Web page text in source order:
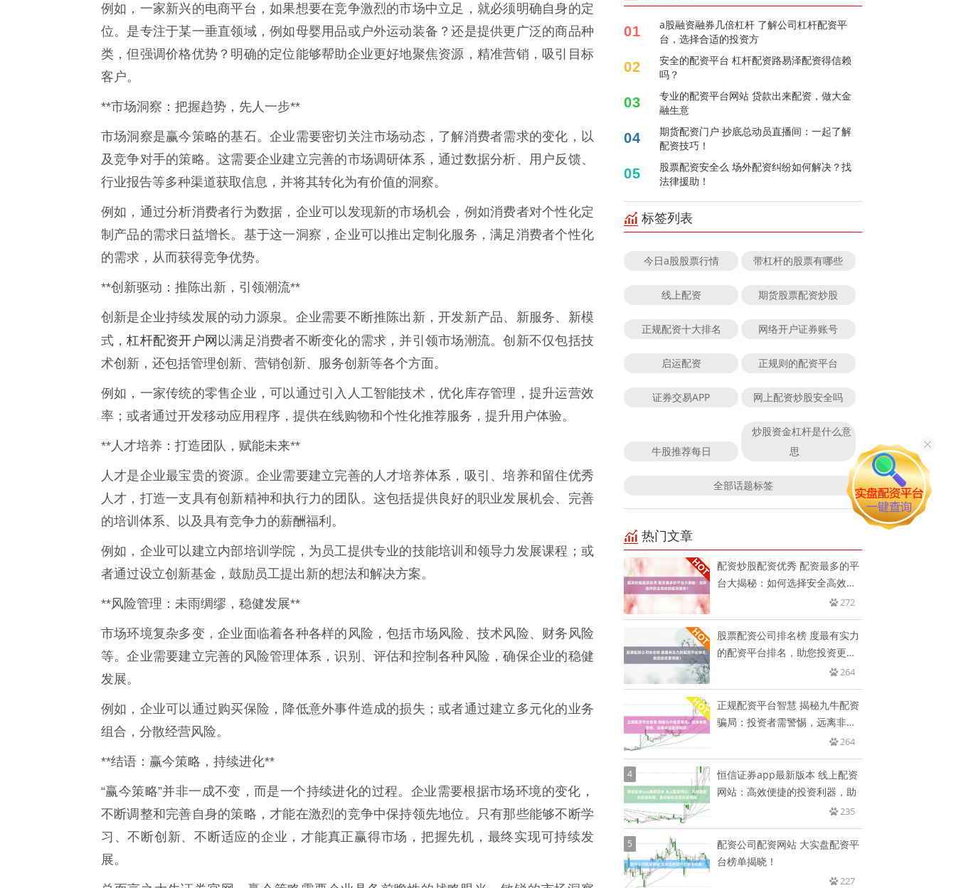
例如，一家新兴的电商平台，如果想要在竞争激烈的市场中立足，就必须明确自身的定
位。是专注于某一垂直领域，例如母婴用品或户外运动装备？还是提供更广泛的商品种
类，但强调价格优势？明确的定位能够帮助企业更好地聚焦资源，精准营销，吸引目标
客户。
**市场洞察：把握趋势，先人一步**
市场洞察是赢今策略的基石。企业需要密切关注市场动态，了解消费者需求的变化，以
及竞争对手的策略。这需要企业建立完善的市场调研体系，通过数据分析、用户反馈、
行业报告等多种渠道获取信息，并将其转化为有价值的洞察。
例如，通过分析消费者行为数据，企业可以发现新的市场机会，例如消费者对个性化定
制产品的需求日益增长。基于这一洞察，企业可以推出定制化服务，满足消费者个性化
的需求，从而获得竞争优势。
**创新驱动：推陈出新，引领潮流**
创新是企业持续发展的动力源泉。企业需要不断推陈出新，开发新产品、新服务、新模
式，杠杆配资开户网 以满足消费者不断变化的需求，并引领市场潮流。创新不仅包括技
术创新，还包括管理创新、营销创新、服务创新等各个方面。
例如，一家传统的零售企业，可以通过引入人工智能技术，优化库存管理，提升运营效
率；或者通过开发移动应用程序，提供在线购物和个性化推荐服务，提升用户体验。
**人才培养：打造团队，赋能未来**
人才是企业最宝贵的资源。企业需要建立完善的人才培养体系，吸引、培养和留住优秀
人才，打造一支具有创新精神和执行力的团队。这包括提供良好的职业发展机会、完善
的培训体系、以及具有竞争力的薪酬福利。
例如，企业可以建立内部培训学院，为员工提供专业的技能培训和领导力发展课程；或
者通过设立创新基金，鼓励员工提出新的想法和解决方案。
**风险管理：未雨绸缪，稳健发展**
市场环境复杂多变，企业面临着各种各样的风险，包括市场风险、技术风险、财务风险
等。企业需要建立完善的风险管理体系，识别、评估和控制各种风险，确保企业的稳健
发展。
例如，企业可以通过购买保险，降低意外事件造成的损失；或者通过建立多元化的业务
组合，分散经营风险。
**结语：赢今策略，持续进化**
“赢今策略”并非一成不变，而是一个持续进化的过程。企业需要根据市场环境的变化，
不断调整和完善自身的策略，才能在激烈的竞争中保持领先地位。只有那些能够不断学
习、不断创新、不断适应的企业，才能真正赢得市场，把握先机，最终实现可持续发
展。
01
a股融资融券几倍杠杆 了解公司杠杆配资平
台，选择合适的投资方
02
安全的配资平台 杠杆配资路易泽配资得信赖
吗？
03
专业的配资平台网站 贷款出来配资，做大金
融生意
04
期货配资门户 抄底总动员直播间：一起了解
配资技巧！
05
股票配资安全么 场外配资纠纷如何解决？找
法律援助！
标签列表
今日a股股票行情 带杠杆的股票有哪些
线上配资 期货股票配资炒股
正规配资十大排名 网络开户证券账号
启运配资 正规则的配资平台
证券交易APP 网上配资炒股安全吗
牛股推荐每日
炒股资金杠杆是什么意
思
全部话题标签
热门文章
配资炒股配资优秀 配资最多的平
台大揭秘：如何选择安全高效的
272
股票配资公司排名榜 度最有实力
的配资平台排名，助您投资更明
264
正规配资平台智慧 揭秘九牛配资
骗局：投资者需警惕，远离非法
264
4
恒信证券app最新版本 线上配资
网站：高效便捷的投资利器，助
235
5
配资公司配资网站 大实盘配资平
台榜单揭晓！
227